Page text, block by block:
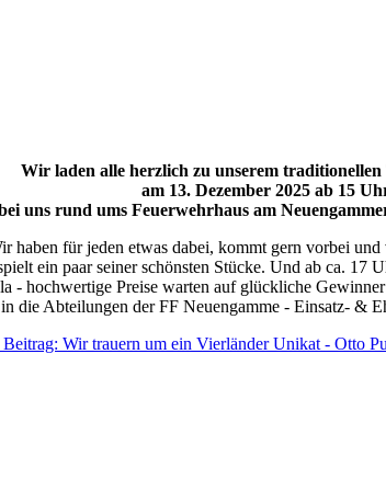
Wir laden alle herzlich zu unserem traditionellen
am 13. Dezember 2025 ab 15
uns rund ums Feuerwehrhaus am
haben für jeden etwas dabei, kommt gern vorbei
ein paar seiner schönsten Stücke. Und ab ca. 17
- hochwertige Preise warten auf glückliche
die Abteilungen der FF Neuengamme - Einsatz- &
Beitrag: Wir trauern um ein Vierländer Unikat - Otto